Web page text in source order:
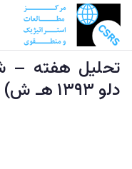
to
content
دلو ۱۳۹۳ هـ ش)